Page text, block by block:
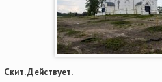
Скит. Действует.